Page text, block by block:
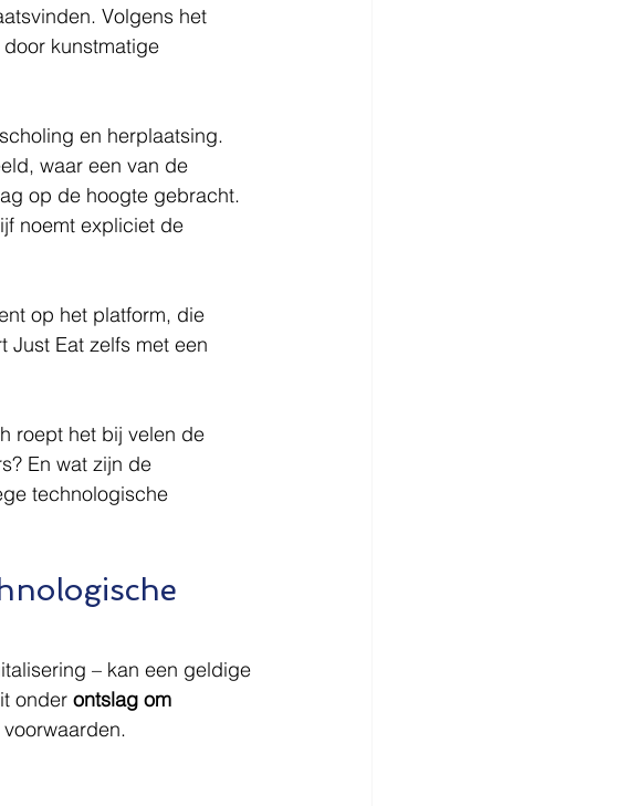
Volgens het
kunstmatige
en herplaatsing.
waar een van de
op de hoogte gebracht.
noemt expliciet de
op het platform, die
Just Eat zelfs met een
roept het bij velen de
En wat zijn de
technologische
– kan een geldige
onder ontslag om